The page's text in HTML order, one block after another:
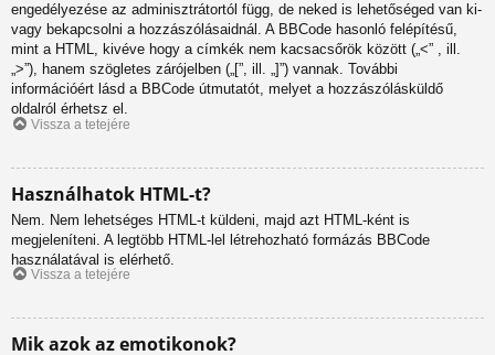
engedélyezése az adminisztrátortól függ, de neked is lehetőséged van ki-
vagy bekapcsolni a hozzászólásaidnál. A BBCode hasonló felépítésű,
mint a HTML, kivéve hogy a címkék nem kacsacsőrök között („<” , ill.
„>”), hanem szögletes zárójelben („[”, ill. „]”) vannak. További
információért lásd a BBCode útmutatót, melyet a hozzászólásküldő
oldalról érhetsz el.
Vissza a tetejére
Használhatok HTML-t?
Nem. Nem lehetséges HTML-t küldeni, majd azt HTML-ként is
megjeleníteni. A legtöbb HTML-lel létrehozható formázás BBCode
használatával is elérhető.
Vissza a tetejére
Mik azok az emotikonok?